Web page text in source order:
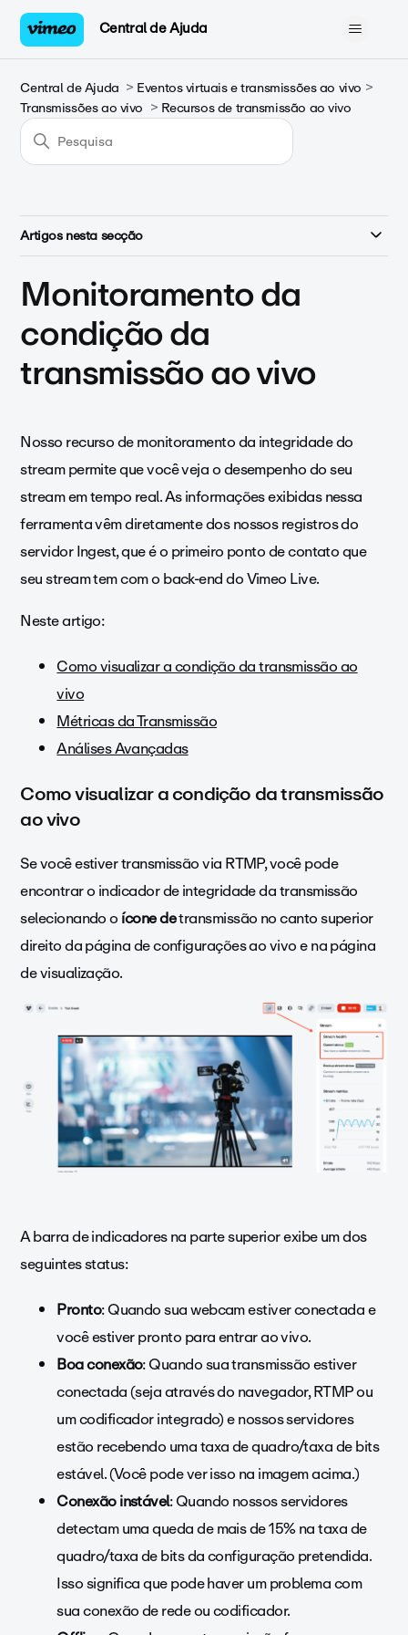
Central de Ajuda
Central de Ajuda
Eventos virtuais e transmissões ao vivo
Transmissões ao vivo
Recursos de transmissão ao vivo
Artigos nesta secção
Monitoramento da
condição da
transmissão ao vivo
Nosso recurso de monitoramento da integridade do
stream permite que você veja o desempenho do seu
stream em tempo real. As informações exibidas nessa
ferramenta vêm diretamente dos nossos registros do
servidor Ingest, que é o primeiro ponto de contato que
seu stream tem com o back-end do Vimeo Live.
Neste artigo:
Como visualizar a condição da transmissão ao
vivo
Métricas da Transmissão
Análises Avançadas
Como visualizar a condição da transmissão
ao vivo
Se você estiver transmissão via RTMP, você pode
encontrar o indicador de integridade da transmissão
selecionando oícone detransmissão no canto superior
direito da página de configurações ao vivo e na página
de visualização.
A barra de indicadores na parte superior exibe um dos
seguintes status:
Pronto: Quando sua webcam estiver conectada e
você estiver pronto para entrar ao vivo.
Boa conexão: Quando sua transmissão estiver
conectada (seja através do navegador, RTMP ou
um codificador integrado) e nossos servidores
estão recebendo uma taxa de quadro/taxa de bits
estável. (Você pode ver isso na imagem acima.)
Conexão instável: Quando nossos servidores
detectam uma queda de mais de 15% na taxa de
quadro/taxa de bits da configuração pretendida.
Isso significa que pode haver um problema com
sua conexão de rede ou codificador.